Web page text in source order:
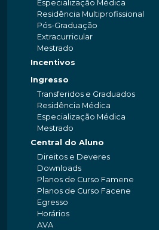
Especialização Médica
Residência Multiprofissional
Pós-Graduação
Extracurricular
Mestrado
Incentivos
Ingresso
Transferidos e Graduados
Residência Médica
Especialização Médica
Mestrado
Central do Aluno
Direitos e Deveres
Downloads
Planos de Curso Famene
Planos de Curso Facene
Egresso
Horários
AVA